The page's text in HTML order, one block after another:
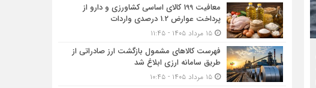
معافیت 199 کالای اساسی کشاورزی و دارو از
پرداخت عوارض 1.2 درصدی واردات
۱۵ مرداد ۱۴۰۵ - ۱۱:۴۵
فهرست کالاهای مشمول بازگشت ارز صادراتی از
طریق سامانه ارزی ابلاغ شد
۱۵ مرداد ۱۴۰۵ - ۱۰:۴۵